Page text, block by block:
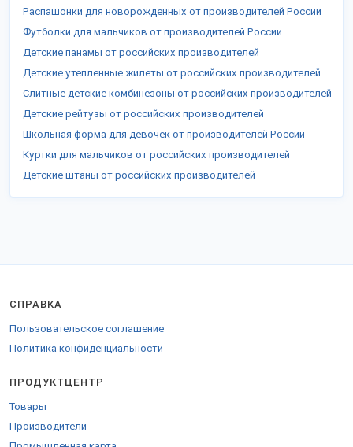
Распашонки для новорожденных от производителей России
Футболки для мальчиков от производителей России
Детские панамы от российских производителей
Детские утепленные жилеты от российских производителей
Слитные детские комбинезоны от российских производителей
Детские рейтузы от российских производителей
Школьная форма для девочек от производителей России
Куртки для мальчиков от российских производителей
Детские штаны от российских производителей
СПРАВКА
Пользовательское соглашение
Политика конфиденциальности
ПРОДУКТЦЕНТР
Товары
Производители